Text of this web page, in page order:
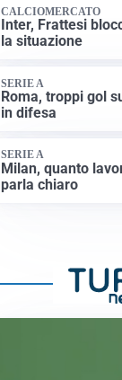
CALCIOMERCATO
Inter, Frattesi
la situazione
SERIE A
Roma, troppi gol
in difesa
SERIE A
Milan, quanto
parla chiaro